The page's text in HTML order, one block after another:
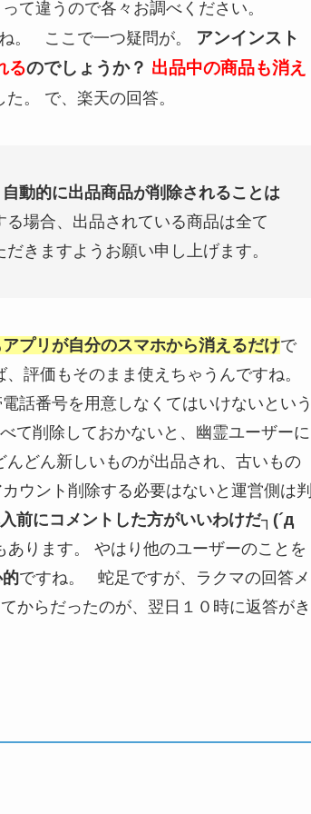
て違うので各々お調べください。
。 ここで一つ疑問が。 アンインスト
るのでしょうか？ 出品中の商品も消え
。 で、楽天の回答。
自動的に出品商品が削除されることは
場合、出品されている商品は全て
きますようお願い申し上げます。
プリが自分のスマホから消えるだけで
評価もそのまま使えちゃうんですね。
話番号を用意しなくてはいけないとい
て削除しておかないと、幽霊ユーザーに
どん新しいものが出品され、古いもの
ウント削除する必要はないと運営側は
前にコメントした方がいいわけだ┐(´д
ります。 やはり他のユーザーのことを
ですね。 蛇足ですが、ラクマの回答メ
からだったのが、翌日１０時に返答がき